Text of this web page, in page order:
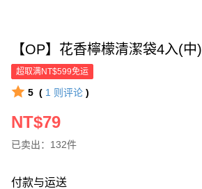
【OP】花香檸檬清潔袋4入(中)
超取满NT$599免运
5 ( 1 则评论 )
NT$79
已卖出：132件
付款与运送